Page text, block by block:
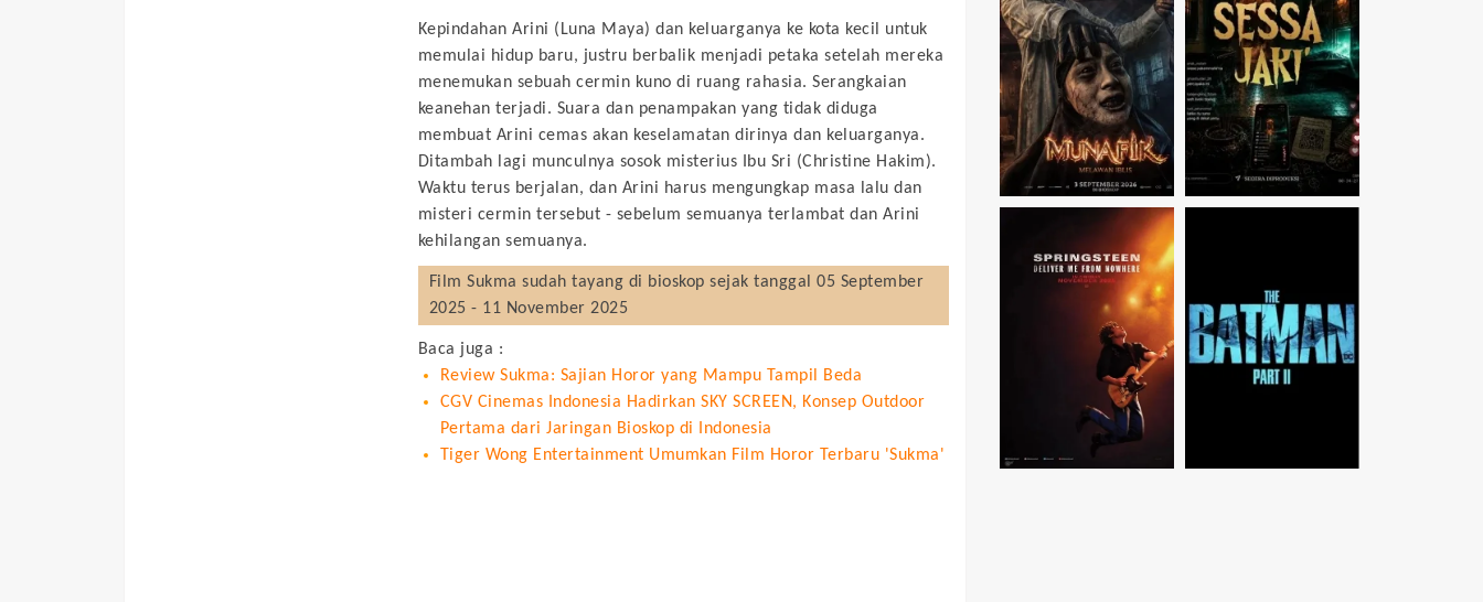
Kepindahan Arini (Luna Maya) dan keluarganya ke kota kecil untuk
memulai hidup baru, justru berbalik menjadi petaka setelah mereka
menemukan sebuah cermin kuno di ruang rahasia. Serangkaian
keanehan terjadi. Suara dan penampakan yang tidak diduga
membuat Arini cemas akan keselamatan dirinya dan keluarganya.
Ditambah lagi munculnya sosok misterius Ibu Sri (Christine Hakim).
Waktu terus berjalan, dan Arini harus mengungkap masa lalu dan
misteri cermin tersebut - sebelum semuanya terlambat dan Arini
kehilangan semuanya.
Film Sukma sudah tayang di bioskop sejak tanggal 05 September
2025 - 11 November 2025
Baca juga :
Review Sukma: Sajian Horor yang Mampu Tampil Beda
CGV Cinemas Indonesia Hadirkan SKY SCREEN, Konsep Outdoor
Pertama dari Jaringan Bioskop di Indonesia
Tiger Wong Entertainment Umumkan Film Horor Terbaru 'Sukma'